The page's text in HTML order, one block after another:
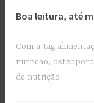
Boa leitura, até
Com a tag
nutricao,
de nutrição